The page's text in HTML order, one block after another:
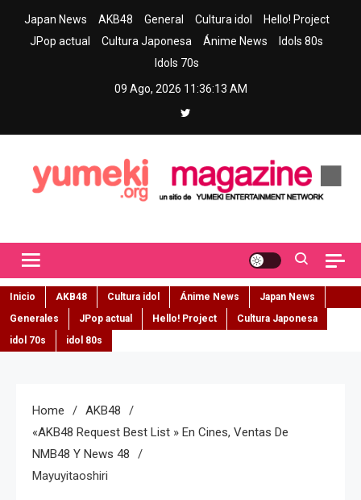
Japan News AKB48 General Cultura idol
Hello! Project
JPop actual
Cultura Japonesa Ánime News
Idols 80s
Idols 70s
09 Ago, 2026 11:36:13 AM
Inicio AKB48 Cultura idol Ánime News
Japan News
Generales
JPop actual Hello! Project
Cultura Japonesa
idol 70s
idol 80s
Home
AKB48
«AKB48 Request Best List » En Cines, Ventas De
NMB48 Y News 48
Mayuyitaoshiri